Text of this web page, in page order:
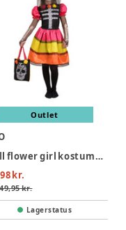
Outlet
Skull flower girl kostume - MULTI
kr.
kr.
Lagerstatus